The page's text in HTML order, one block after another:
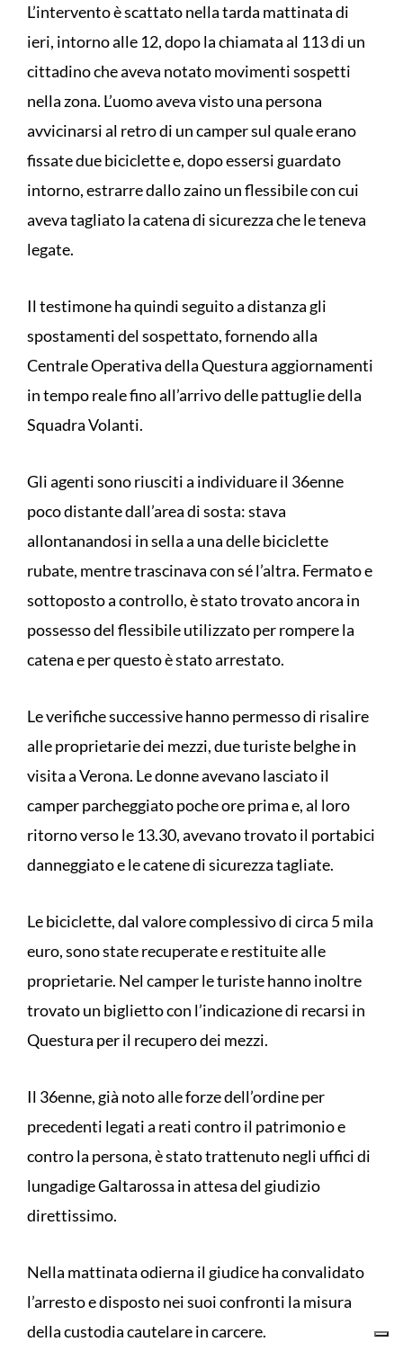
L’intervento è scattato nella tarda mattinata di
ieri, intorno alle 12, dopo la chiamata al 113 di un
cittadino che aveva notato movimenti sospetti
nella zona. L’uomo aveva visto una persona
avvicinarsi al retro di un camper sul quale erano
fissate due biciclette e, dopo essersi guardato
intorno, estrarre dallo zaino un flessibile con cui
aveva tagliato la catena di sicurezza che le teneva
legate.
Il testimone ha quindi seguito a distanza gli
spostamenti del sospettato, fornendo alla
Centrale Operativa della Questura aggiornamenti
in tempo reale fino all’arrivo delle pattuglie della
Squadra Volanti.
Gli agenti sono riusciti a individuare il 36enne
poco distante dall’area di sosta: stava
allontanandosi in sella a una delle biciclette
rubate, mentre trascinava con sé l’altra. Fermato e
sottoposto a controllo, è stato trovato ancora in
possesso del flessibile utilizzato per rompere la
catena e per questo è stato arrestato.
Le verifiche successive hanno permesso di risalire
alle proprietarie dei mezzi, due turiste belghe in
visita a Verona. Le donne avevano lasciato il
camper parcheggiato poche ore prima e, al loro
ritorno verso le 13.30, avevano trovato il portabici
danneggiato e le catene di sicurezza tagliate.
Le biciclette, dal valore complessivo di circa 5 mila
euro, sono state recuperate e restituite alle
proprietarie. Nel camper le turiste hanno inoltre
trovato un biglietto con l’indicazione di recarsi in
Questura per il recupero dei mezzi.
Il 36enne, già noto alle forze dell’ordine per
precedenti legati a reati contro il patrimonio e
contro la persona, è stato trattenuto negli uffici di
lungadige Galtarossa in attesa del giudizio
direttissimo.
Nella mattinata odierna il giudice ha convalidato
l’arresto e disposto nei suoi confronti la misura
della custodia cautelare in carcere.